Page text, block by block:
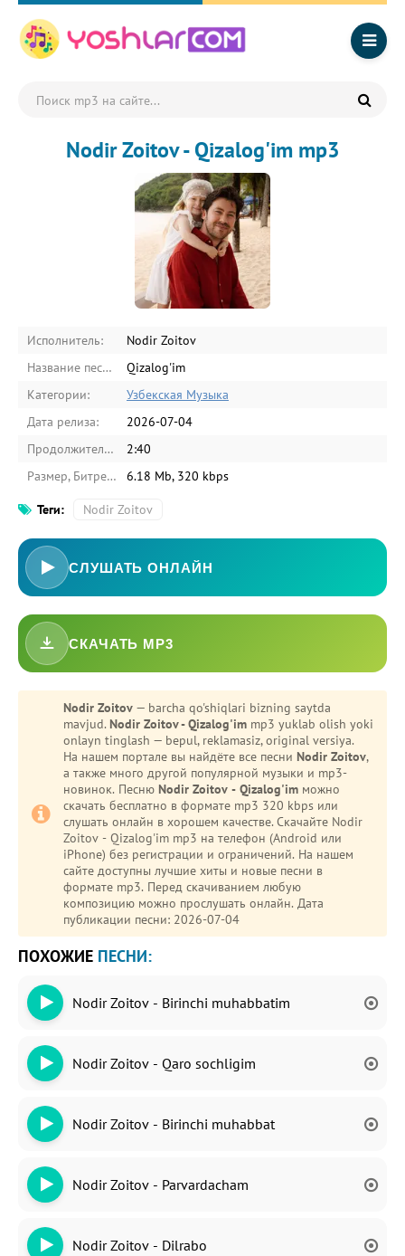
Nodir Zoitov - Qizalog'im mp3
Исполнитель:
Nodir Zoitov
Название песни:
Qizalog'im
Категории:
Узбекская Музыка
Дата релиза:
2026-07-04
Продолжительность:
2:40
Размер, Битрейт:
6.18 Mb, 320 kbps
Теги: Nodir Zoitov
СЛУШАТЬ ОНЛАЙН
СКАЧАТЬ MP3
Nodir Zoitov — barcha qo'shiqlari bizning saytda
mavjud. Nodir Zoitov - Qizalog'im mp3 yuklab olish yoki
onlayn tinglash — bepul, reklamasiz, original versiya.
На нашем портале вы найдёте все песни Nodir Zoitov,
а также много другой популярной музыки и mp3-
новинок. Песню Nodir Zoitov - Qizalog'im можно
скачать бесплатно в формате mp3 320 kbps или
слушать онлайн в хорошем качестве. Скачайте Nodir
Zoitov - Qizalog'im mp3 на телефон (Android или
iPhone) без регистрации и ограничений. На нашем
сайте доступны лучшие хиты и новые песни в
формате mp3. Перед скачиванием любую
композицию можно прослушать онлайн. Дата
публикации песни: 2026-07-04
ПОХОЖИЕ ПЕСНИ:
Nodir Zoitov - Birinchi muhabbatim
Nodir Zoitov - Qaro sochligim
Nodir Zoitov - Birinchi muhabbat
Nodir Zoitov - Parvardacham
Nodir Zoitov - Dilrabo